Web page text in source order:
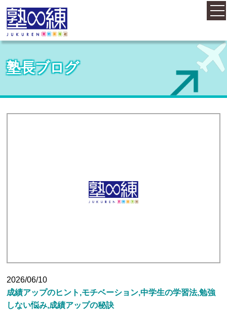
ホーム
コース案内
料金案内
小学生
塾長ブログ
2026/06/10
成績アップのヒント,モチベーション,中学生の学習法,勉強
しない悩み,成績アップの秘訣